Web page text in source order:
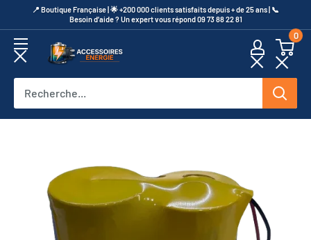
au
contenu
​📍​ Boutique Française | 🌟 +200 000 clients satisfaits depuis + de 25 ans | 📞​
Besoin d’aide ? Un expert vous répond 09 73 88 22 81
Accessoires
0